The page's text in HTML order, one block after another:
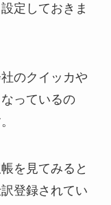
定しておきま
のクイッカや
っているの
を見てみると
登録されてい